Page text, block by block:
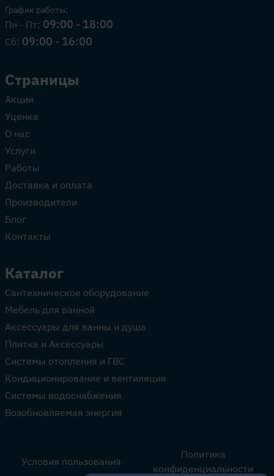
График работы:
Пн - Пт: 09:00 - 18:00
Сб: 09:00 - 16:00
Страницы
Акции
Уценка
О нас
Услуги
Работы
Доставка и оплата
Производители
Блог
Контакты
Каталог
Сантехническое оборудование
Мебель для ванной
Аксессуары для ванны и душа
Плитка и Аксессуары
Системы отопления и ГВС
Кондиционирование и вентиляция
Системы водоснабжения
Возобновляемая энергия
Условия пользования
Политика
конфиденциальности